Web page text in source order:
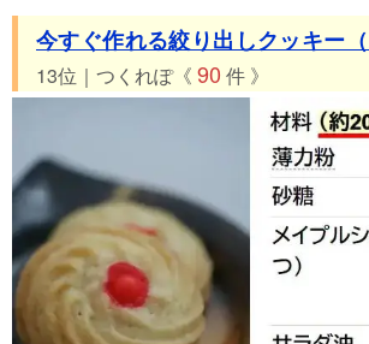
今すぐ作れる絞り出しクッキー（
13位｜つくれぽ《 90 件 》